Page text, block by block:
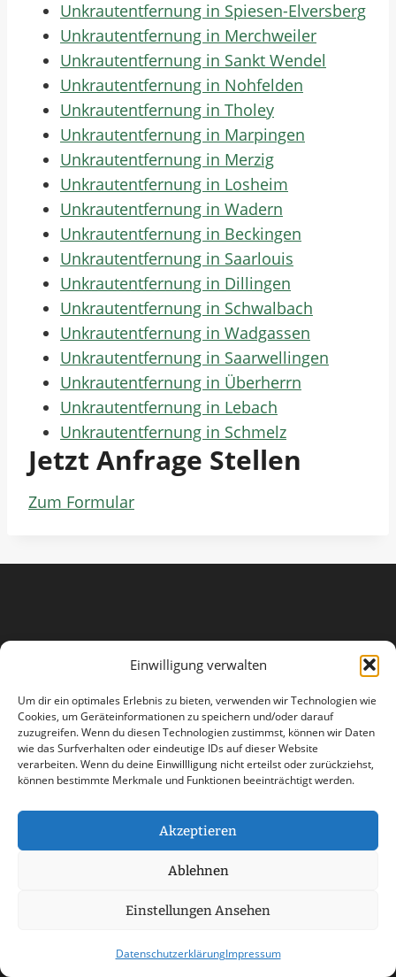
Einwilligung verwalten
Um dir ein optimales Erlebnis zu bieten, verwenden wir Technologien wie
Cookies, um Geräteinformationen zu speichern und/oder darauf
zuzugreifen. Wenn du diesen Technologien zustimmst, können wir Daten
wie das Surfverhalten oder eindeutige IDs auf dieser Website
verarbeiten. Wenn du deine Einwillligung nicht erteilst oder zurückziehst,
können bestimmte Merkmale und Funktionen beeinträchtigt werden.
Akzeptieren
Ablehnen
Einstellungen Ansehen
DatenschutzerklärungImpressum
Unkrautentfernung in Spiesen-Elversberg
Unkrautentfernung in Merchweiler
Unkrautentfernung in Sankt Wendel
Unkrautentfernung in Nohfelden
Unkrautentfernung in Tholey
Unkrautentfernung in Marpingen
Unkrautentfernung in Merzig
Unkrautentfernung in Losheim
Unkrautentfernung in Wadern
Unkrautentfernung in Beckingen
Unkrautentfernung in Saarlouis
Unkrautentfernung in Dillingen
Unkrautentfernung in Schwalbach
Unkrautentfernung in Wadgassen
Unkrautentfernung in Saarwellingen
Unkrautentfernung in Überherrn
Unkrautentfernung in Lebach
Unkrautentfernung in Schmelz
Jetzt Anfrage Stellen
Zum Formular
AGB
Datenschutzerklärung